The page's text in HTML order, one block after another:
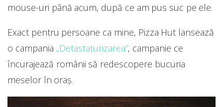
mouse-uri până acum, după ce am pus suc pe ele.
Exact pentru persoane ca mine, Pizza Hut lansează
o campania „Detastaturizarea”, campanie ce
încurajează românii să redescopere bucuria
meselor în oraş.